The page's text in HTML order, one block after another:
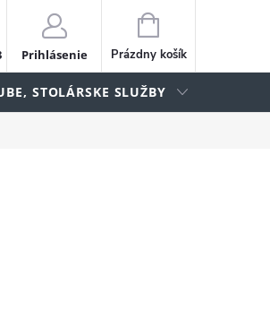
Prihlásenie
NÁKUPNÝ
KOŠÍK
Prázdny košík
STOLÁRSKE SLUŽBY